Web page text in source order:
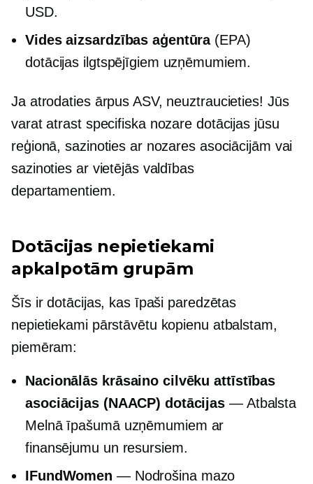
USD.
Vides aizsardzības aģentūra(EPA)
dotācijas ilgtspējīgiem uzņēmumiem.
Ja atrodaties ārpus ASV, neuztraucieties! Jūs
varat atrast specifiska nozare dotācijas jūsu
reģionā, sazinoties ar nozares asociācijām vai
sazinoties ar vietējās valdības
departamentiem.
Dotācijas nepietiekami
apkalpotām grupām
Šīs ir dotācijas, kas īpaši paredzētas
nepietiekami pārstāvētu kopienu atbalstam,
piemēram:
Nacionālās krāsaino cilvēku attīstības
asociācijas (NAACP) dotācijas — Atbalsta
Melnā īpašumāuzņēmumiem ar
finansējumu un resursiem.
IFundWomen — Nodrošina mazo